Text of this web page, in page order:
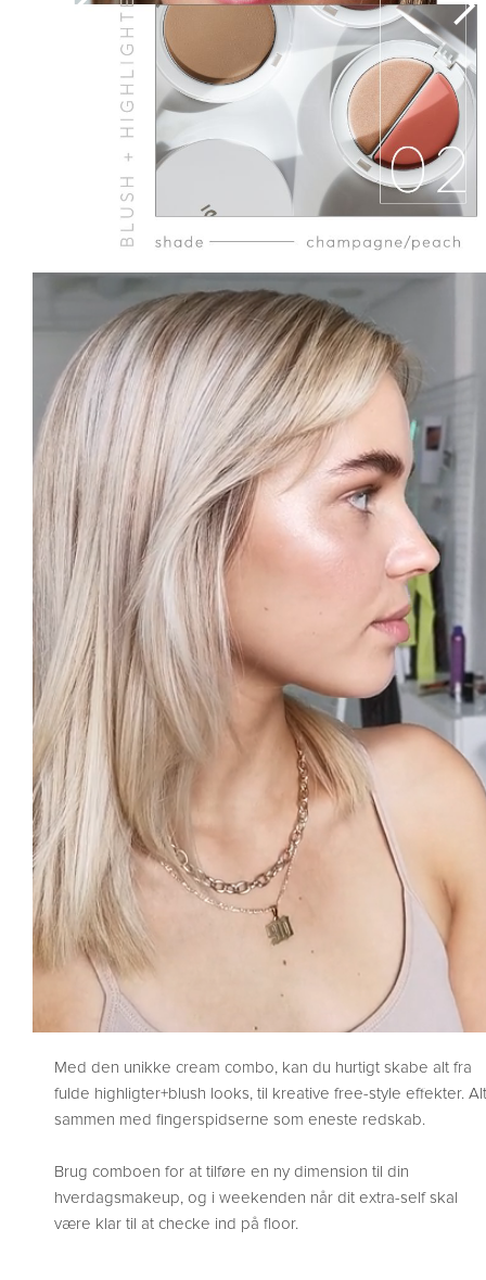
Med den unikke cream combo, kan du hurtigt skabe alt fra
fulde highligter+blush looks, til kreative free-style effekter. Alt
sammen med fingerspidserne som eneste redskab.
Brug comboen for at tilføre en ny dimension til din
hverdagsmakeup, og i weekenden når dit extra-self skal
være klar til at checke ind på floor.